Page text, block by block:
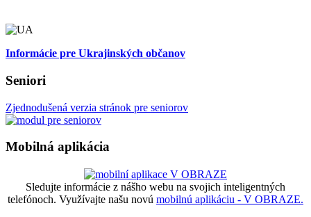
Informácie pre Ukrajinských občanov
Seniori
Zjednodušená verzia stránok pre seniorov
Mobilná aplikácia
Sledujte informácie z nášho webu na svojich inteligentných
telefónoch. Využívajte našu novú mobilnú aplikáciu - V OBRAZE.